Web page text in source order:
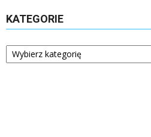
KATEGORIE
Kategorie